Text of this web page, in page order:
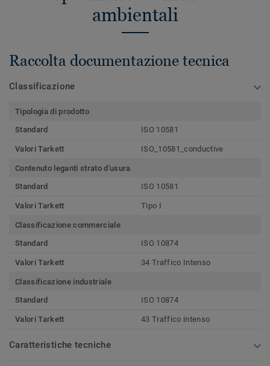
ambientali
Raccolta documentazione tecnica
Classificazione
Tipologia di prodotto
Standard
ISO 10581
Valori Tarkett ISO_10581_conductive
Contenuto leganti strato d'usura
Standard
ISO 10581
Valori Tarkett Tipo I
Classificazione commerciale
Standard
ISO 10874
Valori Tarkett 34 Traffico Intenso
Classificazione industriale
Standard
ISO 10874
Valori Tarkett 43 Traffico intenso
Caratteristiche tecniche